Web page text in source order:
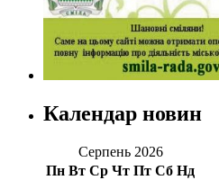
Календар новин
Серпень 2026
Пн Вт Ср Чт Пт Сб Нд